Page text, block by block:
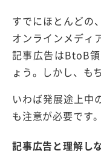
すでにほとんどの
オンラインメディ
記事広告はBtoB
ょう。しかし、も
いわば発展途上中
も注意が必要です。
記事広告と理解し